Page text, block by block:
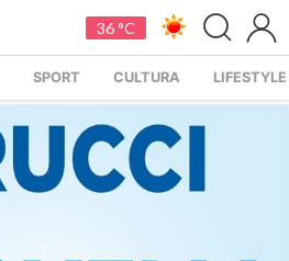
36 °C
SPORT CULTURA LIFESTYLE